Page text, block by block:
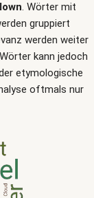
. Wörter mit
gruppiert
werden weiter
kann jedoch
etymologische
oftmals nur